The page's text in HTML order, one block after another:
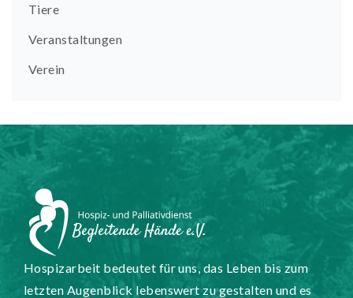
Tiere
Veranstaltungen
Verein
Hospizarbeit bedeutet für uns, das Leben bis zum
letzten Augenblick lebenswert zu gestalten und es